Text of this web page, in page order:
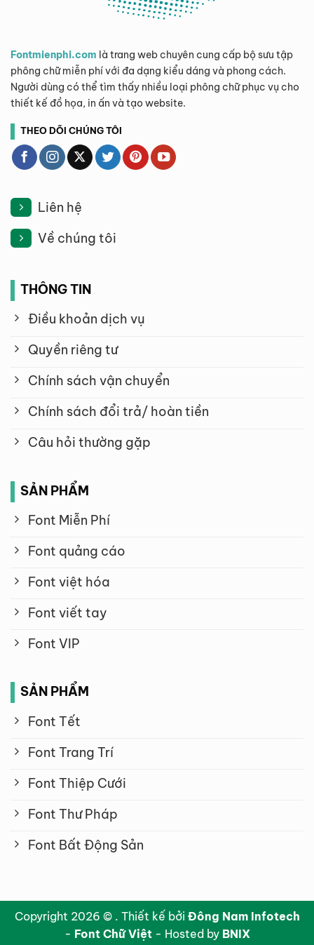
Fontmienphi.com là trang web chuyên cung cấp bộ sưu tập
phông chữ miễn phí với đa dạng kiểu dáng và phong cách.
Người dùng có thể tìm thấy nhiều loại phông chữ phục vụ cho
thiết kế đồ họa, in ấn và tạo website.
THEO DÕI CHÚNG TÔI
Liên hệ
Về chúng tôi
THÔNG TIN
Điều khoản dịch vụ
Quyền riêng tư
Chính sách vận chuyển
Chính sách đổi trả/ hoàn tiền
Câu hỏi thường gặp
SẢN PHẨM
Font Miễn Phí
Font quảng cáo
Font việt hóa
Font viết tay
Font VIP
SẢN PHẨM
Font Tết
Font Trang Trí
Font Thiệp Cưới
Font Thư Pháp
Font Bất Động Sản
Copyright 2026 © . Thiết kế bởi Đông Nam Infotech
- Font Chữ Việt- Hosted by BNIX